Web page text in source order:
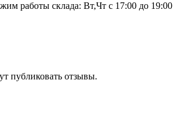
работы склада: Вт,Чт с 17:00 до 19:00
публиковать отзывы.